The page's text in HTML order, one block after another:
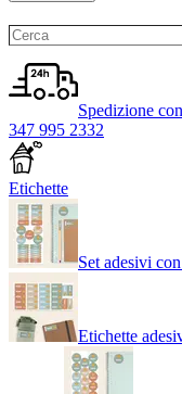
Spedizione
347 995 2332
Etichette
Set adesivi
Etichette